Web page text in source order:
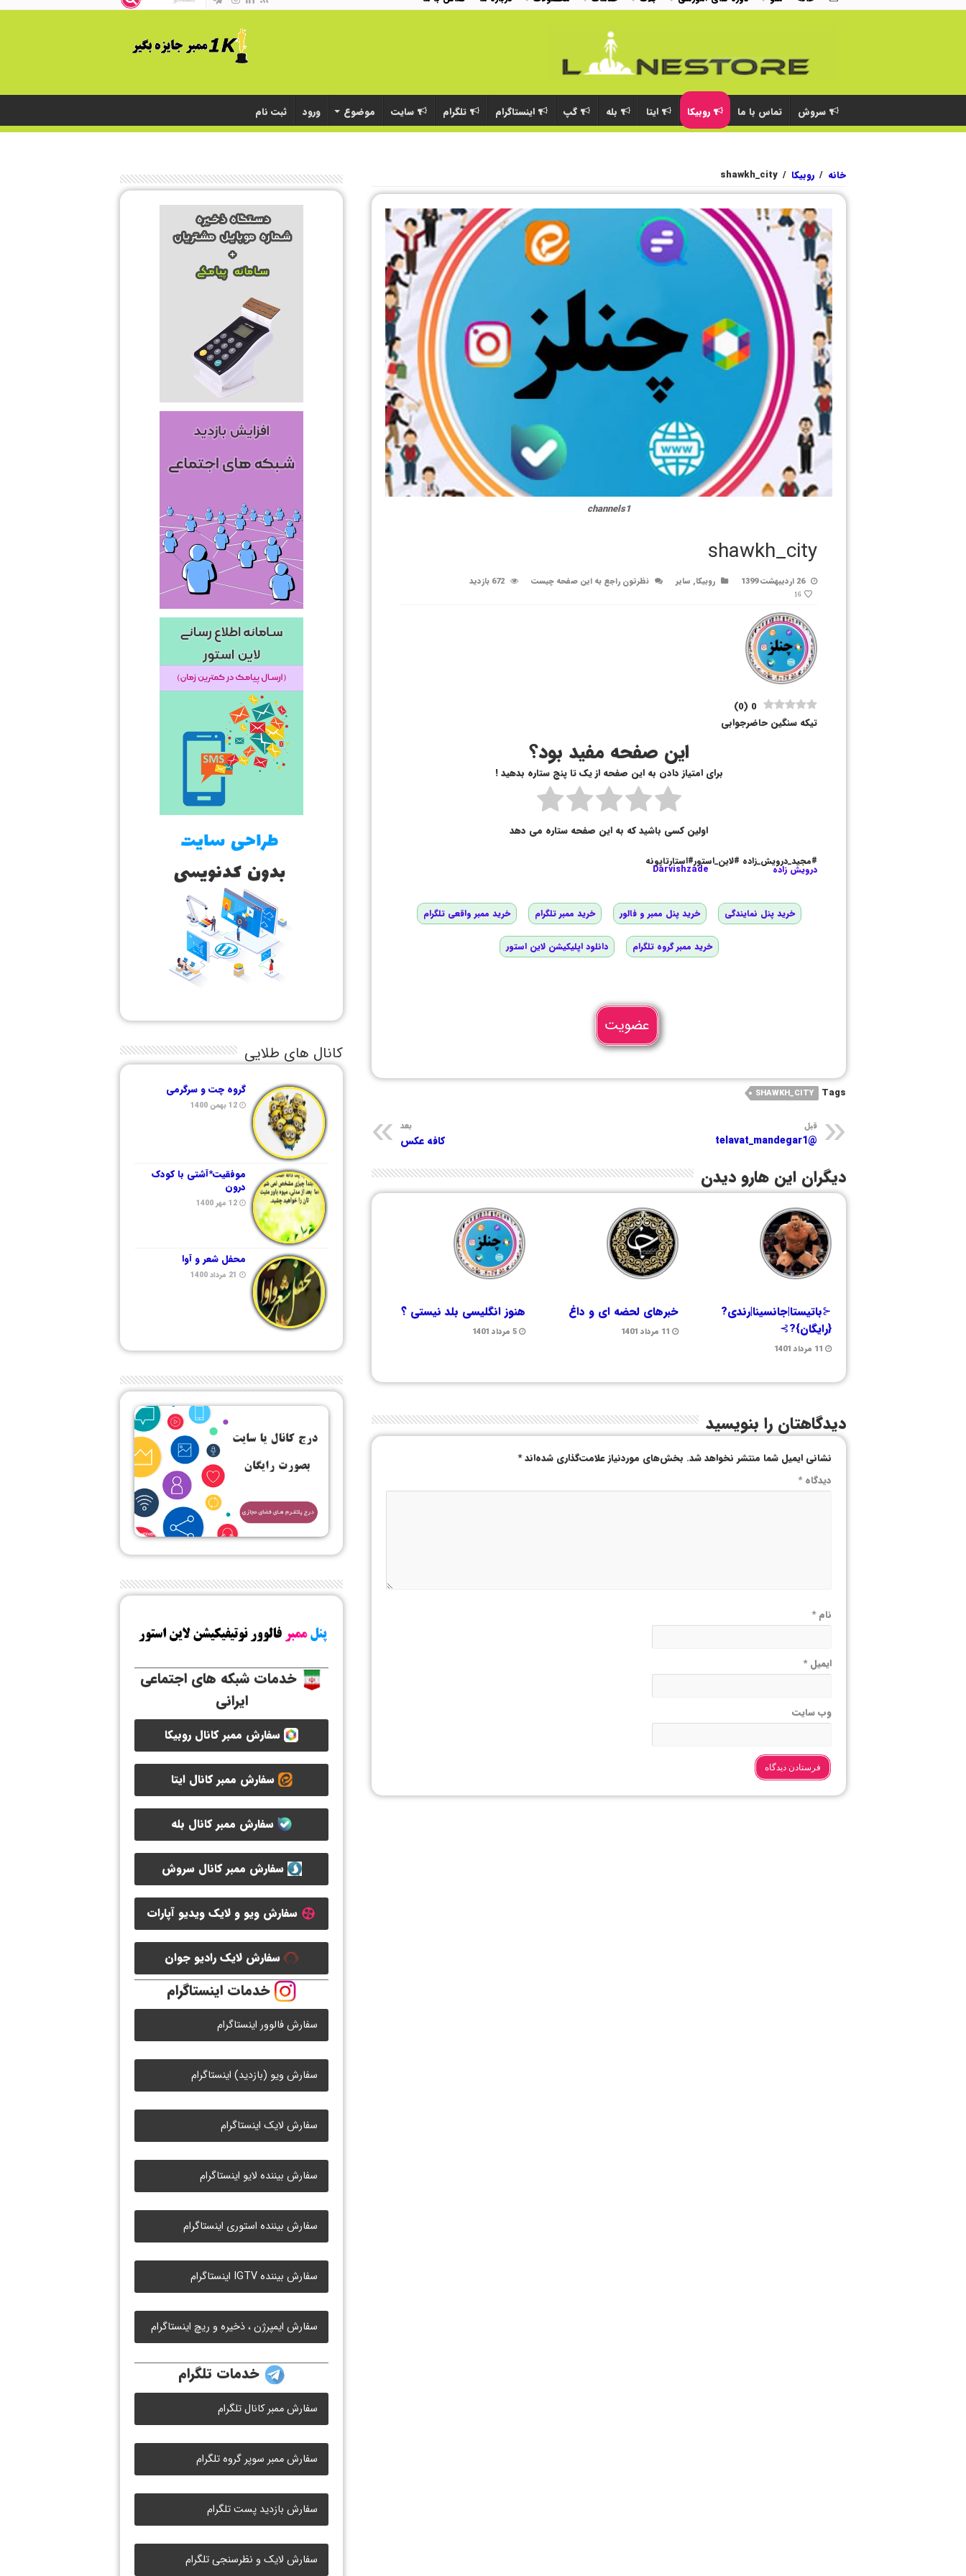
سروش تماس با ما روبیکا ایتا بله گپ اینستاگرام تلگرام سایت موضوع ورود ثبت نام
خانه / روبیکا /
shawkh_city
channels1
shawkh_city
26 اردیبهشت 1399 روبیکا, سایر نظرتون راجع به این صفحه چیست 672 بازدید
16
0
(
0
)
تیکه سنگین حاضرجوابی
این صفحه مفید بود؟
برای امتیاز دادن به این صفحه از یک تا پنج ستاره بدهید !
اولین کسی باشید که به این صفحه ستاره می دهد
#مجید_درویش_زاده #لاین_استور#استارتاپونه
درویش زاده Darvishzade
خرید پنل نمایندگی خرید پنل ممبر و فالور خرید ممبر تلگرام خرید ممبر واقعی تلگرام
خرید ممبر گروه تلگرام دانلود اپلیکیشن لاین استور
عضویت
Tags
SHAWKH_CITY
قبل
@telavat_mandegar1
بعد
کافه عکس
دیگران این هارو دیدن
⊰باتیستا|جانسینا|رندی?
{رایگان}?⊱
11 مرداد 1401
خبرهای لحضه ای و داغ
11 مرداد 1401
هنوز انگلیسی بلد نیستی ؟
5 مرداد 1401
دیدگاهتان را بنویسید
نشانی ایمیل شما منتشر نخواهد شد. بخش‌های موردنیاز علامت‌گذاری شده‌اند*
دیدگاه*
نام*
ایمیل*
وب‌ سایت
کانال های طلایی
گروه چت و سرگرمی
12 بهمن 1400
موفقیت*آشتی با کودک
درون
12 مهر 1400
محفل شعر و آوا
21 مرداد 1400
خدمات شبکه های اجتماعی
ایرانی
سفارش ممبر کانال روبیکا
سفارش ممبر کانال ایتا
سفارش ممبر کانال بله
سفارش ممبر کانال سروش
سفارش ویو و لایک ویدیو آپارات
سفارش لایک رادیو جوان
خدمات اینستاگرام
سفارش فالوور اینستاگرام
سفارش ویو (بازدید) اینستاگرام
سفارش لایک اینستاگرام
سفارش بیننده لایو اینستاگرام
سفارش بیننده استوری اینستاگرام
سفارش بیننده IGTV اینستاگرام
سفارش ایمپرژن ، ذخیره و ریچ اینستاگرام
خدمات تلگرام
سفارش ممبر کانال تلگرام
سفارش ممبر سوپر گروه تلگرام
سفارش بازدید پست تلگرام
سفارش لایک و نظرسنجی تلگرام